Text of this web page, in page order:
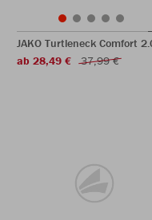
JAKO Turtleneck Comfort
ab 28,49 €
37,99 €